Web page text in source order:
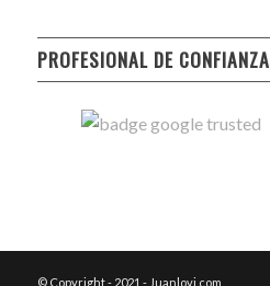
PROFESIONAL DE CONFIANZA
© Copyright - 2021 - Juanlovi.com